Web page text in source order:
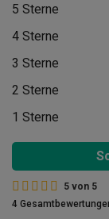
5 Sterne
4 Sterne
3 Sterne
2 Sterne
1 Sterne
5 von 5
4